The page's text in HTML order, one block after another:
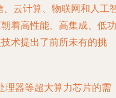
、云计算、物联网和人工
着高性能、高集成、低功
术提出了前所未有的挑
理器等超大算力芯片的需